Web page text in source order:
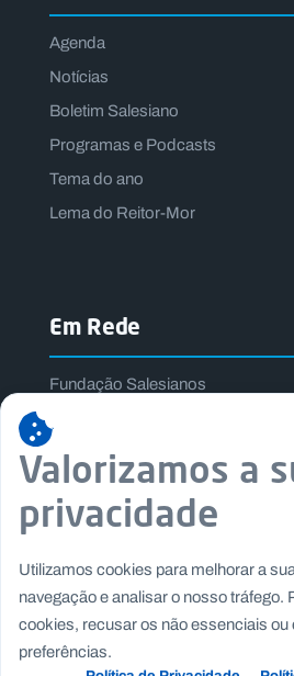
Agenda
Notícias
Boletim Salesiano
Programas e Podcasts
Tema do ano
Lema do Reitor-Mor
Em Rede
Fundação Salesianos
Família Salesiana
Missão Dom Bosco
Jogos Nacionais Salesianos
Valorizamos a
privacidade
Utilizamos cookies para melhorar a
navegação e analisar o nosso tráfego.
cookies, recusar os não essenciais
preferências.